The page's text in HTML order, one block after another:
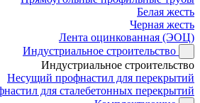
Белая жесть
Черная жесть
Лента оцинкованная (ЭОЦ)
Индустриальное строительство
Индустриальное строительство
Несущий профнастил для перекрытий
для сталебетонных перекрытий